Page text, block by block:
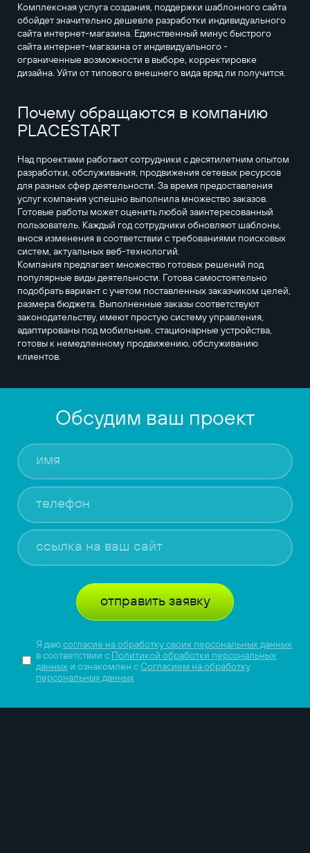
Комплексная услуга создания, поддержки шаблонного сайта
обойдет значительно дешевле разработки индивидуального
сайта интернет-магазина. Единственный минус быстрого
сайта интернет-магазина от индивидуального -
ограниченные возможности в выборе, корректировке
дизайна. Уйти от типового внешнего вида вряд ли получится.
Почему обращаются в компанию
PLACESTART
Над проектами работают сотрудники с десятилетним опытом
разработки, обслуживания, продвижения сетевых ресурсов
для разных сфер деятельности. За время предоставления
услуг компания успешно выполнила множество заказов.
Готовые работы может оценить любой заинтересованный
пользователь. Каждый год сотрудники обновляют шаблоны,
внося изменения в соответствии с требованиями поисковых
систем, актуальных веб-технологий.
Компания предлагает множество готовых решений под
популярные виды деятельности. Готова самостоятельно
подобрать вариант с учетом поставленных заказчиком целей,
размера бюджета. Выполненные заказы соответствуют
законодательству, имеют простую систему управления,
адаптированы под мобильные, стационарные устройства,
готовы к немедленному продвижению, обслуживанию
клиентов.
Обсудим ваш проект
отправить заявку
Я даюсогласие на обработку своих персональных данных
в соответствии с Политикой обработки персональных
данныхи ознакомлен сСогласием на обработку
персональных данных